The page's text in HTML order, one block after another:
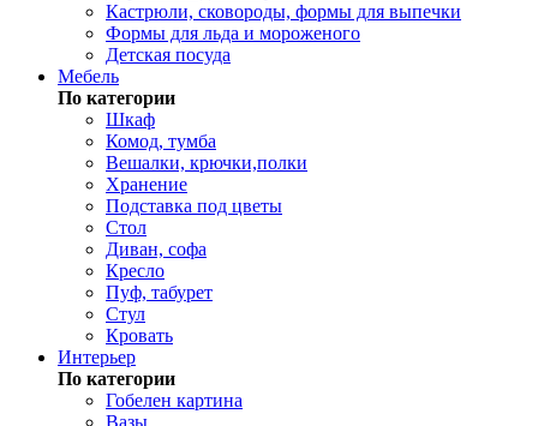
Кастрюли, сковороды, формы для выпечки
Формы для льда и мороженого
Детская посуда
Мебель
По категории
Шкаф
Комод, тумба
Вешалки, крючки,полки
Хранение
Подставка под цветы
Стол
Диван, софа
Кресло
Пуф, табурет
Стул
Кровать
Интерьер
По категории
Гобелен картина
Вазы